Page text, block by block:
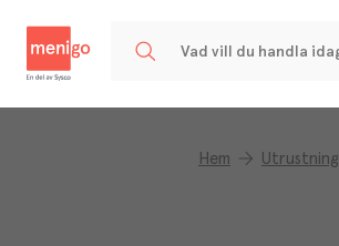
Hem Utrustning